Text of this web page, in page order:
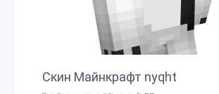
Скин Майнкрафт nyqht